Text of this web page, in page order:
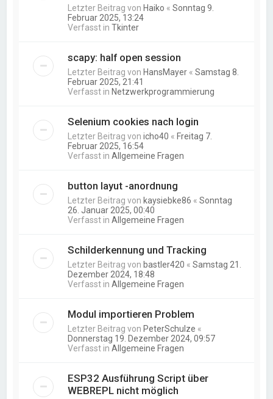
Letzter Beitrag von Haiko «Sonntag 9.
Februar 2025, 13:24
Verfasst inTkinter
scapy: half open session
Letzter Beitrag von HansMayer «Samstag 8.
Februar 2025, 21:41
Verfasst in Netzwerkprogrammierung
Selenium cookies nach login
Letzter Beitrag vonicho40 « Freitag 7.
Februar 2025, 16:54
Verfasst inAllgemeine Fragen
button layut -anordnung
Letzter Beitrag von kaysiebke86 «Sonntag
26. Januar 2025, 00:40
Verfasst inAllgemeine Fragen
Schilderkennung und Tracking
Letzter Beitrag von bastler420 «Samstag 21.
Dezember 2024, 18:48
Verfasst inAllgemeine Fragen
Modul importieren Problem
Letzter Beitrag von PeterSchulze «
Donnerstag 19. Dezember 2024, 09:57
Verfasst inAllgemeine Fragen
ESP32 Ausführung Script über
WEBREPL nicht möglich